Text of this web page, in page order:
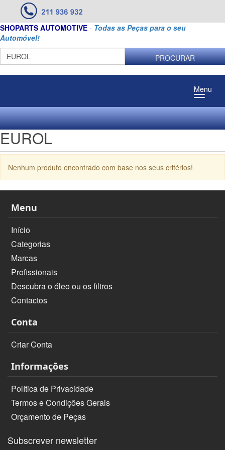
SHOPARTS AUTOMOTIVE - Todas as Peças para o seu
Automóvel!
PROCURAR
Menu
EUROL
Nenhum produto encontrado com base nos seus critérios!
Menu
Início
Categorias
Marcas
Profissionais
Descubra o óleo ou os filtros
Contactos
Conta
Criar Conta
Informações
Política de Privacidade
Termos e Condições Gerais
Orçamento de Peças
Subscrever newsletter